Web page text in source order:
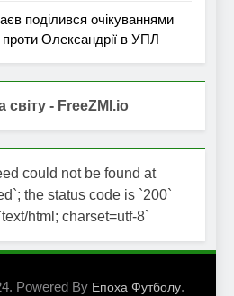
поділився очікуваннями
Олександрії в УПЛ
світу - FreeZMI.io
could not be found at
the status code is `200`
html; charset=utf-8`
Powered By Епоха Футболу.